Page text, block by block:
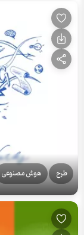
طرح هوش مصنوعی